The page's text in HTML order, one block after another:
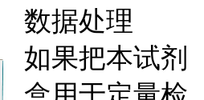
数据处理
如果把本试剂